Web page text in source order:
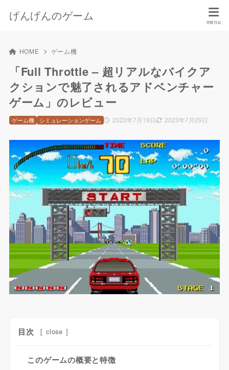
げんげんのゲーム
HOME ゲーム機
「Full Throttle – 超リアルなバイクア
クションで魅了されるアドベンチャー
ゲーム」のレビュー
2023年7月19日 2023年7月29日
ゲーム機 シミュレーションゲーム
目次 [ close ]
このゲームの概要と特徴